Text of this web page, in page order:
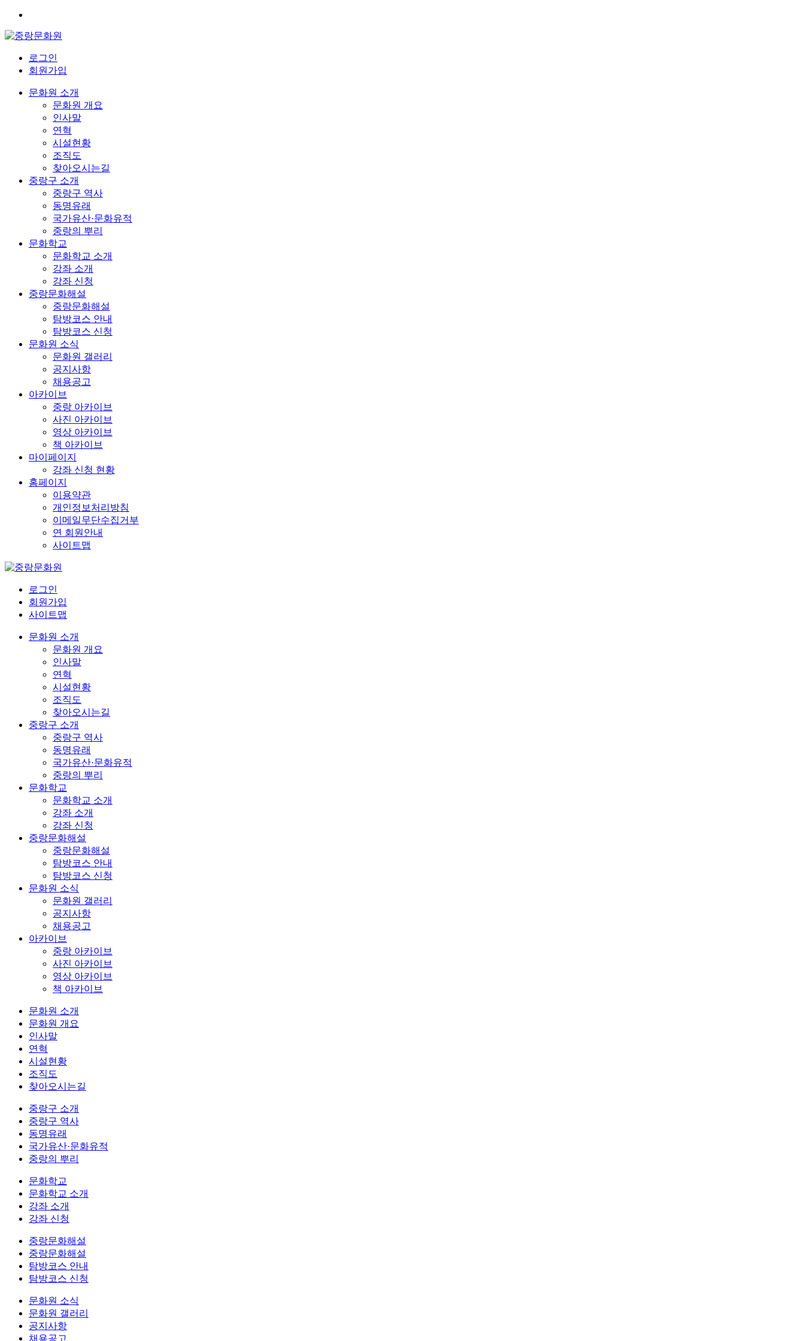
로그인
회원가입
문화원 소개
문화원 개요
인사말
연혁
시설현황
조직도
찾아오시는길
중랑구 소개
중랑구 역사
동명유래
국가유산·문화유적
중랑의 뿌리
문화학교
문화학교 소개
강좌 소개
강좌 신청
중랑문화해설
중랑문화해설
탐방코스 안내
탐방코스 신청
문화원 소식
문화원 갤러리
공지사항
채용공고
아카이브
중랑 아카이브
사진 아카이브
영상 아카이브
책 아카이브
마이페이지
강좌 신청 현황
홈페이지
이용약관
개인정보처리방침
이메일무단수집거부
연 회원안내
사이트맵
로그인
회원가입
사이트맵
문화원 소개
문화원 개요
인사말
연혁
시설현황
조직도
찾아오시는길
중랑구 소개
중랑구 역사
동명유래
국가유산·문화유적
중랑의 뿌리
문화학교
문화학교 소개
강좌 소개
강좌 신청
중랑문화해설
중랑문화해설
탐방코스 안내
탐방코스 신청
문화원 소식
문화원 갤러리
공지사항
채용공고
아카이브
중랑 아카이브
사진 아카이브
영상 아카이브
책 아카이브
문화원 소개
문화원 개요
인사말
연혁
시설현황
조직도
찾아오시는길
중랑구 소개
중랑구 역사
동명유래
국가유산·문화유적
중랑의 뿌리
문화학교
문화학교 소개
강좌 소개
강좌 신청
중랑문화해설
중랑문화해설
탐방코스 안내
탐방코스 신청
문화원 소식
문화원 갤러리
공지사항
채용공고